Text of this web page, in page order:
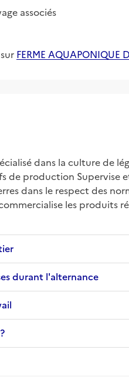
associés
FERME AQUAPONIQUE
dans la culture de
de production
dans le respect des
les produits
durant l'alternance